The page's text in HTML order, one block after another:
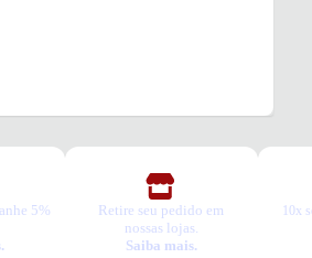
5%
Retire seu pedido em
nossas lojas.
Saiba mais.
10x